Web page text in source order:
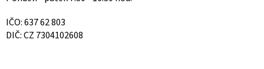
IČO: 637 62 803
DIČ: CZ 7304102608